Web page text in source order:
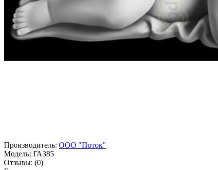
Производитель: ООО "Поток"
Модель: ГА385
Отзывы: (0)